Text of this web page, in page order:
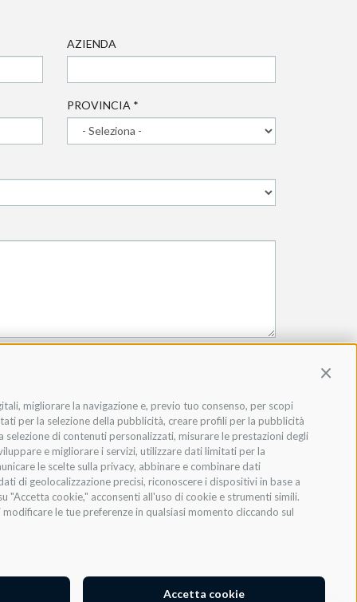
migliorare la navigazione e, previo tuo consenso, per scopi
per la selezione della pubblicità, creare profili per la pubblicità
di contenuti personalizzati, misurare le prestazioni degli
e migliorare i servizi, utilizzare dati limitati per la
le scelte sulla privacy, abbinare e combinare dati
di geolocalizzazione precisi, riconoscere i dispositivi in base a
"Accetta cookie," acconsenti all'uso di cookie e strumenti simili.
le tue preferenze in qualsiasi momento cliccando sul
Accetta cookie
AZIENDA
PROVINCIA *
INVIA